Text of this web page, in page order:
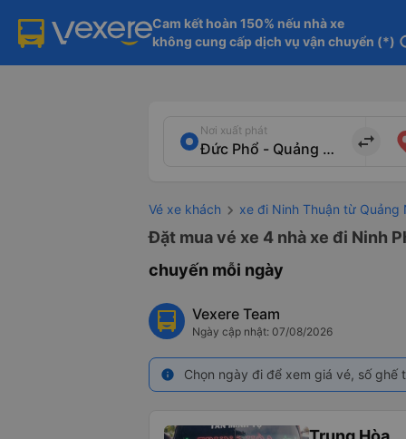
Cam kết hoàn 150% nếu nhà xe
không cung cấp dịch vụ vận chuyển (*)
Nơi xuất phát
import_export
Vé xe khách xe đi Ninh Thuận từ Quảng
Đặt mua vé xe 4 nhà xe đi Ninh
chuyến mỗi ngày
Vexere Team
Ngày cập nhật: 07/08/2026
info Chọn ngày đi để xem giá vé, số